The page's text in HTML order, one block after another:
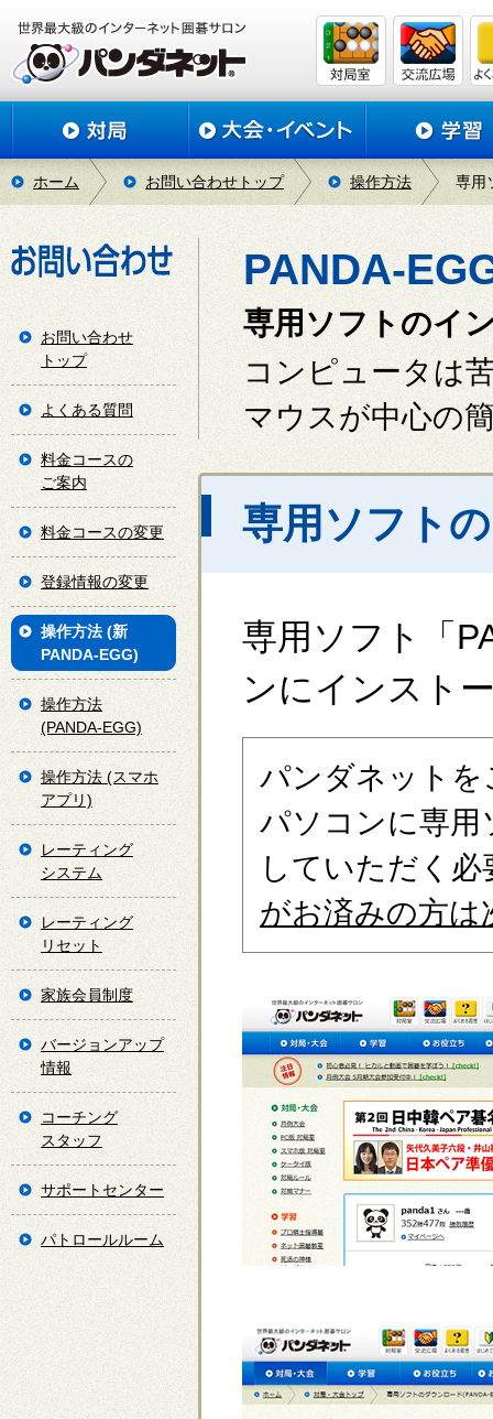
ホーム お問い合わせトップ 操作方法 専用
PANDA-
専用ソフトのイ
コンピュータは
マウスが中心の
専用ソフト
専用ソフト「
ンにインスト
パンダネット
パソコンに専用
していただく
がお済みの方は
お問い合わせ
トップ
よくある質問
料金コースの
ご案内
料金コースの変更
登録情報の変更
操作方法 (新
PANDA-EGG)
操作方法
(PANDA-EGG)
操作方法 (スマホ
アプリ)
レーティング
システム
レーティング
リセット
家族会員制度
バージョンアップ
情報
コーチング
スタッフ
サポートセンター
パトロールルーム